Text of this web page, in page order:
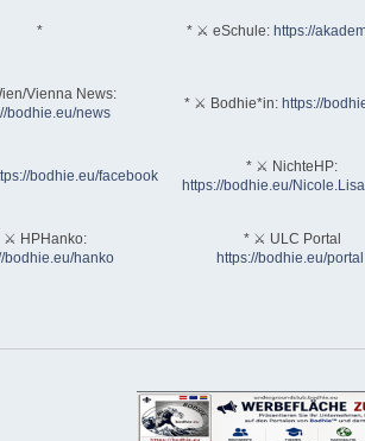
* * ⚔ eSchule: https://
Vienna News:
bodhie.eu/news
* ⚔ Bodhie*in: https://
bodhie.eu/facebook
* ⚔ NichteHP:
https://bodhie.eu/
⚔ HPHanko:
bodhie.eu/hanko
* ⚔ ULC Portal
https://bodhie.eu/portal